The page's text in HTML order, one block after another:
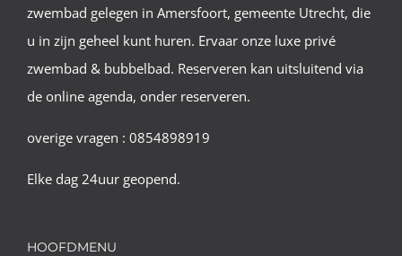
zwembad gelegen in Amersfoort, gemeente Utrecht, die
u in zijn geheel kunt huren. Ervaar onze luxe privé
zwembad & bubbelbad. Reserveren kan uitsluitend via
de online agenda, onder reserveren.
overige vragen : 0854898919
Elke dag 24uur geopend.
HOOFDMENU